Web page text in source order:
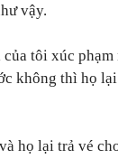
vậy.
của tôi xúc
không thì họ
họ lại trả vé